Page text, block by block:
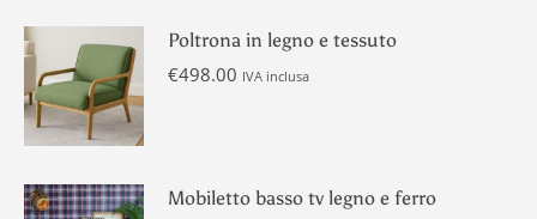
Poltrona in legno e tessuto
€498.00 IVA inclusa
Mobiletto basso tv legno e ferro